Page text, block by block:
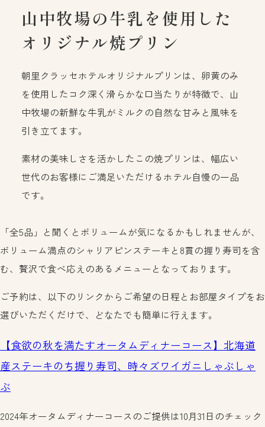
山中牧場の牛乳を使用した
オリジナル焼プリン
朝里クラッセホテルオリジナルプリンは、卵黄のみ
を使用したコク深く滑らかな口当たりが特徴で、山
中牧場の新鮮な牛乳がミルクの自然な甘みと風味を
引き立てます。
素材の美味しさを活かしたこの焼プリンは、幅広い
世代のお客様にご満足いただけるホテル自慢の一品
です。
「全5品」と聞くとボリュームが気になるかもしれませんが、
ボリューム満点のシャリアピンステーキと8貫の握り寿司を含
む、贅沢で食べ応えのあるメニューとなっております。
ご予約は、以下のリンクからご希望の日程とお部屋タイプをお
選びいただくだけで、どなたでも簡単に行えます。
【食欲の秋を満たすオータムディナーコース】北海道
産ステーキのち握り寿司、時々ズワイガニしゃぶしゃ
ぶ
2024年オータムディナーコースのご提供は10月31日のチェック